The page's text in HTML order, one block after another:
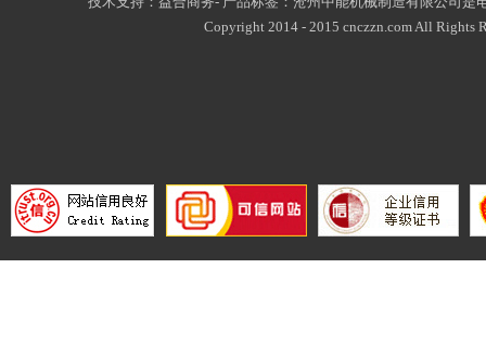
Copyright 2014 - 2015 cnczzn.com All Rights